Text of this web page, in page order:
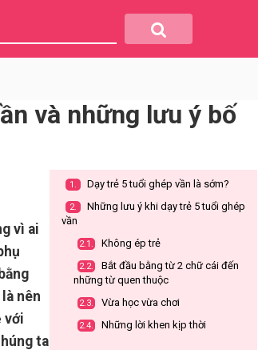
và những lưu ý bố
vì ai
nên
với
ta
1. Dạy trẻ 5 tuổi ghép vần là sớm?
2.
Những lưu ý khi dạy trẻ 5 tuổi ghép
vần
2.1. Không ép trẻ
2.2.
Bắt đầu bằng từ 2 chữ cái đến
những từ quen thuộc
2.3. Vừa học vừa chơi
2.4. Những lời khen kịp thời